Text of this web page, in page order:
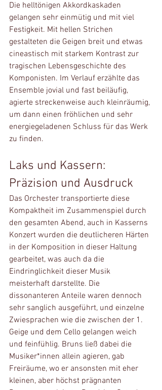
Die helltönigen Akkordkaskaden
gelangen sehr einmütig und mit viel
Festigkeit. Mit hellen Strichen
gestalteten die Geigen breit und etwas
cineastisch mit starkem Kontrast zur
tragischen Lebensgeschichte des
Komponisten. Im Verlauf erzählte das
Ensemble jovial und fast beiläufig,
agierte streckenweise auch kleinräumig,
um dann einen fröhlichen und sehr
energiegeladenen Schluss für das Werk
zu finden.
Laks und Kassern:
Präzision und Ausdruck
Das Orchester transportierte diese
Kompaktheit im Zusammenspiel durch
den gesamten Abend, auch in Kasserns
Konzert wurden die deutlicheren Härten
in der Komposition in dieser Haltung
gearbeitet, was auch da die
Eindringlichkeit dieser Musik
meisterhaft darstellte. Die
dissonanteren Anteile waren dennoch
sehr sanglich ausgeführt, und einzelne
Zwiesprachen wie die zwischen der 1.
Geige und dem Cello gelangen weich
und feinfühlig. Bruns ließ dabei die
Musiker*innen allein agieren, gab
Freiräume, wo er ansonsten mit eher
kleinen, aber höchst prägnanten